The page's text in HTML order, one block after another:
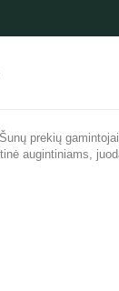
Šunų prekių gamintojai
augintiniams,